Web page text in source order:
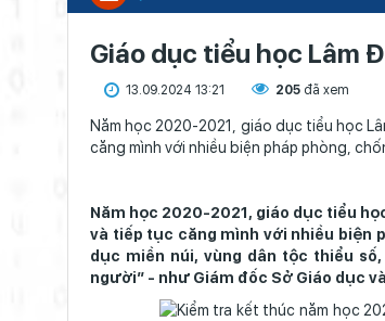
Giáo dục tiểu học Lâm
13.09.2024 13:21 205 đã xem
Năm học 2020-2021, giáo dục tiểu học
căng mình với nhiều biện pháp phòng,
Năm học 2020-2021, giáo dục tiểu
và tiếp tục căng mình với nhiều biện
dục miền núi, vùng dân tộc thiểu
người” - như Giám đốc Sở Giáo dục